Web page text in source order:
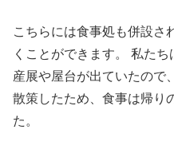
こちらには食事処も併設さ
くことができます。 私た
産展や屋台が出ていたので
散策したため、食事は帰り
た。